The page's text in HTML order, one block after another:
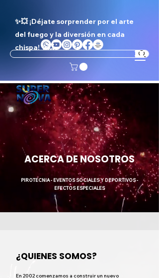
✨💥 ¡Déjate sorprender por el arte
del fuego y la diversión en cada
chispa! ✨💥
ACERCA DE NOSOTROS
PIROTECNIA - EVENTOS SOCIALES Y DEPORTIVOS -
EFECTOS ESPECIALES
¿QUIENES SOMOS?
En 2002 comenzamos a construir un nuevo